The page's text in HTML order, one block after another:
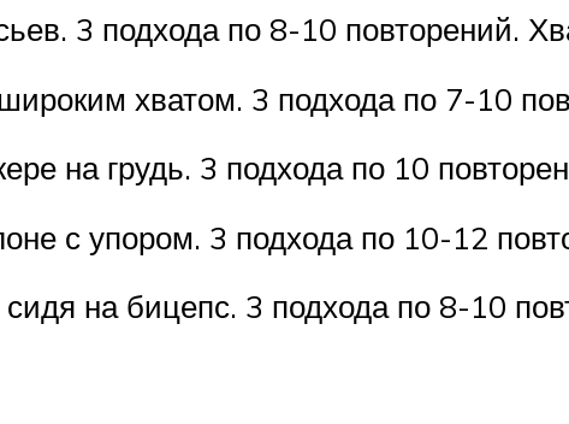
3 подхода по 8-10 повторений.
хватом. 3 подхода по 7-10
на грудь. 3 подхода по 10
с упором. 3 подхода по 10-12
на бицепс. 3 подхода по 8-10